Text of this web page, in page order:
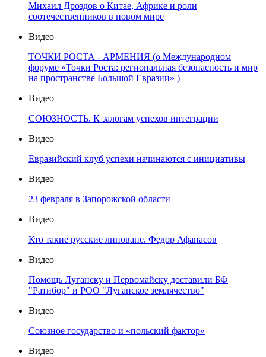
Михаил Дроздов о Китае, Африке и роли
соотечественников в новом мире
Видео
ТОЧКИ РОСТА - АРМЕНИЯ (о Международном
форуме «Точки Роста: региональная безопасность и мир
на пространстве Большой Евразии» )
Видео
СОЮЗНОСТЬ. К залогам успехов интеграции
Видео
Евразийский клуб успехи начинаются с инициативы
Видео
23 февраля в Запорожской области
Видео
Кто такие русские липоване. Федор Афанасов
Видео
Помощь Луганску и Первомайску доставили БФ
"Ратибор" и РОО "Луганское землячество"
Видео
Союзное государство и «польский фактор»
Видео